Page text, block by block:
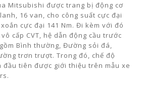
Mitsubishi được trang bị động cơ
16 van, cho công suất cực đại
cực đại 141 Nm. Đi kèm với đó
cấp CVT, hệ dẫn động cầu trước
Bình thường, Đường sỏi đá,
trơn trượt. Trong đó, chế độ
tiên được giới thiệu trên mẫu xe